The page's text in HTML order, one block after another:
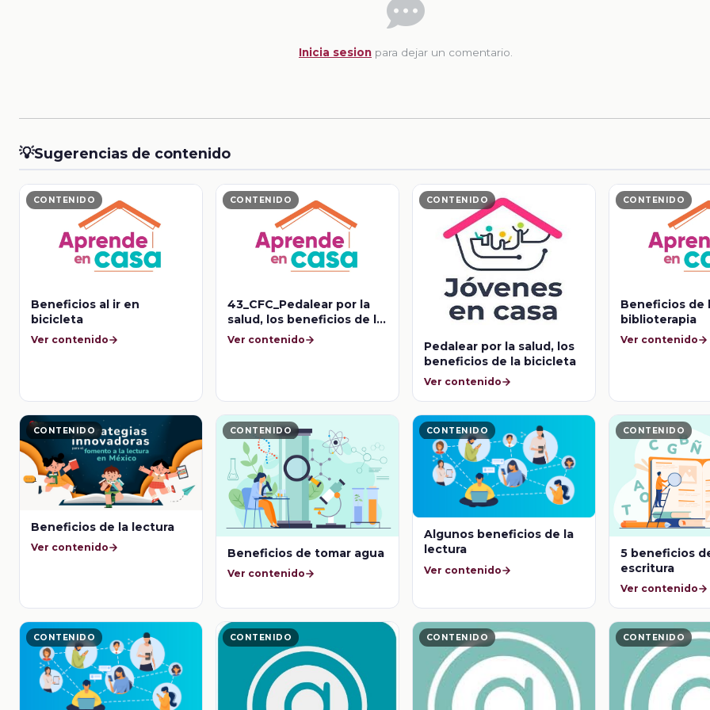
Inicia sesion para dejar un comentario.
💡Sugerencias de contenido
CONTENIDO
Beneficios al ir en
bicicleta
Ver contenido
CONTENIDO
43_CFC_Pedalear por la
salud, los beneficios de la
bicicleta
Ver contenido
CONTENIDO
Pedalear por la salud, los
beneficios de la bicicleta
Ver contenido
CONTENIDO
Beneficios de
biblioterapia
Ver contenido
CONTENIDO
Beneficios de la lectura
Ver contenido
CONTENIDO
Beneficios de tomar agua
Ver contenido
CONTENIDO
Algunos beneficios de la
lectura
Ver contenido
CONTENIDO
5 beneficios
escritura
Ver contenido
CONTENIDO CONTENIDO CONTENIDO CONTENIDO